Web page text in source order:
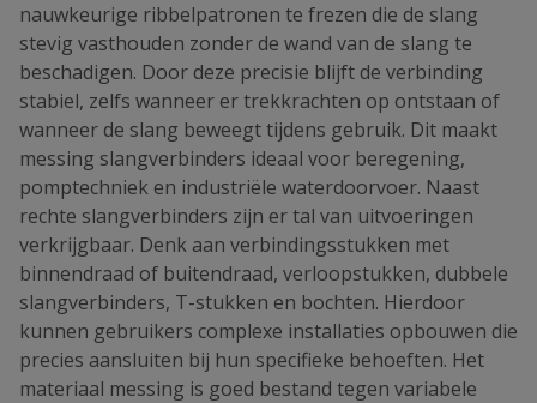
nauwkeurige ribbelpatronen te frezen die de slang
stevig vasthouden zonder de wand van de slang te
beschadigen. Door deze precisie blijft de verbinding
stabiel, zelfs wanneer er trekkrachten op ontstaan of
wanneer de slang beweegt tijdens gebruik. Dit maakt
messing slangverbinders ideaal voor beregening,
pomptechniek en industriële waterdoorvoer. Naast
rechte slangverbinders zijn er tal van uitvoeringen
verkrijgbaar. Denk aan verbindingsstukken met
binnendraad of buitendraad, verloopstukken, dubbele
slangverbinders, T-stukken en bochten. Hierdoor
kunnen gebruikers complexe installaties opbouwen die
precies aansluiten bij hun specifieke behoeften. Het
materiaal messing is goed bestand tegen variabele